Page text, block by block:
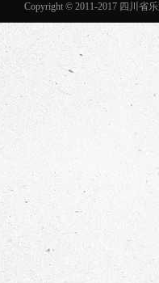
Copyright © 2011-2017 四川省